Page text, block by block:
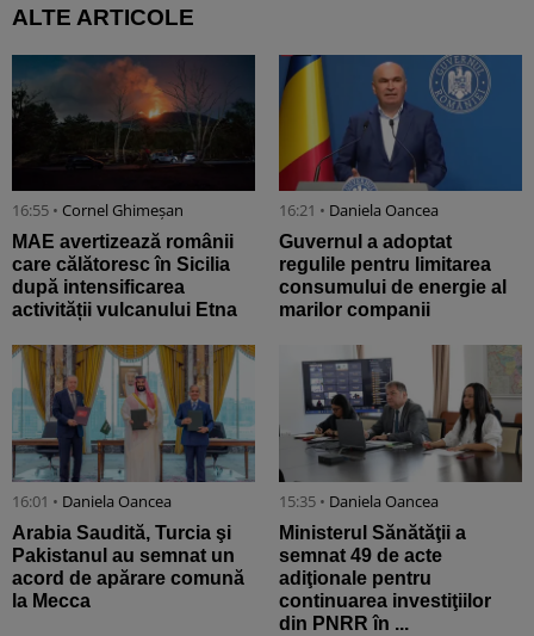
ALTE ARTICOLE
16:55 • Cornel Ghimeșan
MAE avertizează românii
care călătoresc în Sicilia
după intensificarea
activității vulcanului Etna
16:21 • Daniela Oancea
Guvernul a adoptat
regulile pentru limitarea
consumului de energie al
marilor companii
16:01 • Daniela Oancea
Arabia Saudită, Turcia şi
Pakistanul au semnat un
acord de apărare comună
la Mecca
15:35 • Daniela Oancea
Ministerul Sănătăţii a
semnat 49 de acte
adiţionale pentru
continuarea investiţiilor
din PNRR în ...